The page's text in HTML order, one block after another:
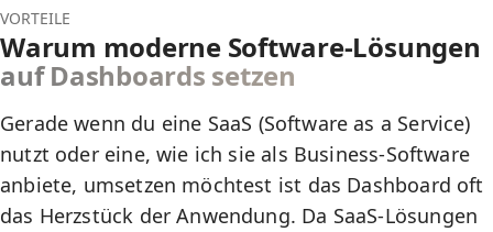
VORTEILE
Warum moderne Software-Lösungen
auf Dashboards setzen
Gerade wenn du eine SaaS (Software as a Service)
nutzt oder eine, wie ich sie als Business-Software
anbiete, umsetzen möchtest ist das Dashboard oft
das Herzstück der Anwendung. Da SaaS-Lösungen